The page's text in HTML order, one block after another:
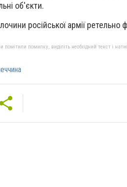
об'єкти.
російської армії
помітили помилку, виділіть необхідний текст і